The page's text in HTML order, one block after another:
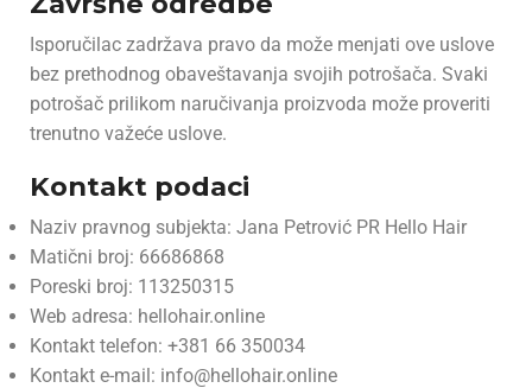
Isporučilac zadržava pravo da može menjati ove uslove
bez prethodnog obaveštavanja svojih potrošača. Svaki
potrošač prilikom naručivanja proizvoda može proveriti
trenutno važeće uslove.
Kontakt podaci
Naziv pravnog subjekta: Jana Petrović PR Hello Hair
Matični broj: 66686868
Poreski broj: 113250315
Web adresa: hellohair.online
Kontakt telefon: +381 66 350034
Kontakt e-mail: info@hellohair.online